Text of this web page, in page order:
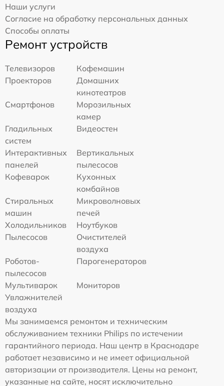
Наши услуги
Согласие на обработку персональных данных
Способы оплаты
Ремонт устройств
Телевизоров
Кофемашин
Проекторов
Домашних
кинотеатров
Смартфонов
Морозильных
камер
Гладильных
систем
Видеостен
Интерактивных
панелей
Вертикальных
пылесосов
Кофеварок
Кухонных
комбайнов
Стиральных
машин
Микроволновых
печей
Холодильников
Ноутбуков
Пылесосов
Очистителей
воздуха
Роботов-
пылесосов
Парогенераторов
Мультиварок
Мониторов
Увлажнителей
воздуха
Мы занимаемся ремонтом и техническим
обслуживанием техники Philips по истечении
гарантийного периода. Наш центр в Краснодаре
работает независимо и не имеет официальной
авторизации от производителя. Цены на ремонт,
указанные на сайте, носят исключительно